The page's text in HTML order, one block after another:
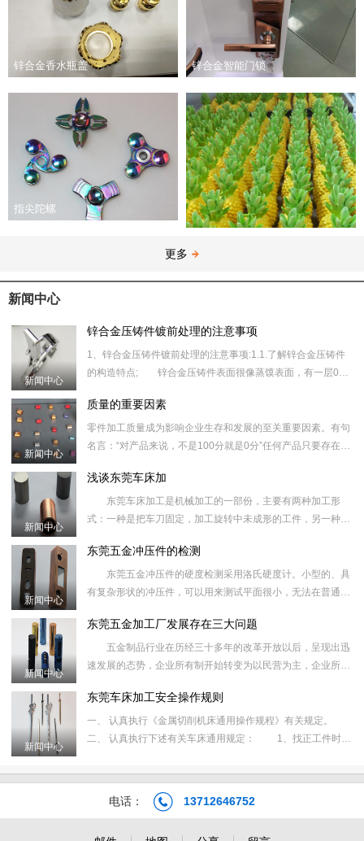
锌合金香水瓶盖 锌合金智能门锁
指尖陀螺
更多
新闻中心
新闻中心
锌合金压铸件镀前处理的注意事项
1、锌合金压铸件镀前处理的注意事项:1.1.了解锌合金压铸件
的构造特点; 锌合金压铸件表面很像蒸馍表面，有一层0．
散、多孔
新闻中心
质量的重要因素
​零件加工质量成为影响企业生存和发展的至关重要因素。有句
名言：“对产品来说，不是100分就是0分”任何产品只要存在一
场，企业的产
新闻中心
浅谈东莞车床加
东莞车床加工是机械加工的一部份，主要有两种加工形
式：一种是把车刀固定，加工旋转中未成形的工件，另一种是
向移动进行精度加
新闻中心
东莞五金冲压件的检测
东莞五金冲压件的硬度检测采用洛氏硬度计。小型的、具
有复杂形状的冲压件，可以用来测试平面很小，无法在普通台
拉深、成形、
新闻中心
东莞五金加工厂发展存在三大问题
五金制品行业在历经三十多年的改革开放以后，呈现出迅
速发展的态势，企业所有制开始转变为以民营为主，企业所在
的地区集中，这
新闻中心
东莞车床加工安全操作规则
一、 认真执行《金属切削机床通用操作规程》有关规定。
二、 认真执行下述有关车床通用规定： 1、找正工件时，
2、改变主
电话： 13712646752